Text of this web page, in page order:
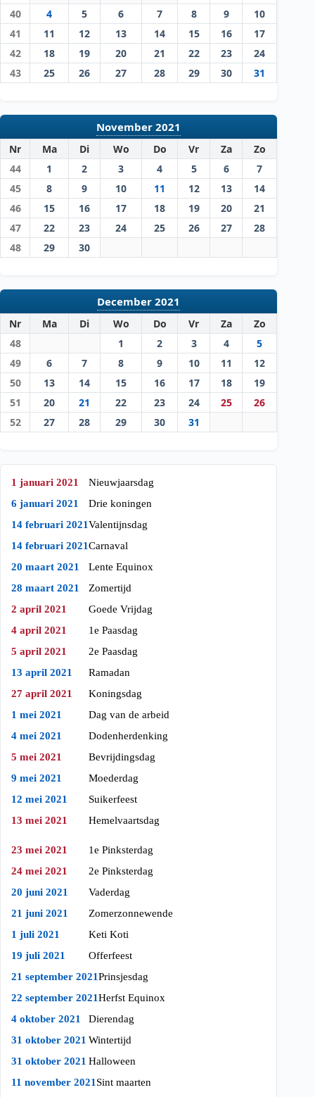
40
4 5 6 7 8 9
10
41
11 12 13 14 15 16
17
42
18 19 20 21 22 23
24
43
25 26 27 28 29 30 31
November 2021
Nr Ma Di Wo Do Vr Za
Zo
44
1 2 3 4 5 6
7
45
8 9 10 11 12 13
14
46
15 16 17 18 19 20
21
47
22 23 24 25 26 27
28
48
29 30
December 2021
Nr Ma Di Wo Do Vr Za
Zo
48
1 2 3 4
5
49
6 7 8 9 10 11
12
50
13 14 15 16 17 18
19
51
20 21 22 23 24 25
26
52
27 28 29 30 31
1 januari 2021
Nieuwjaarsdag
6 januari 2021
Drie koningen
14 februari 2021Valentijnsdag
14 februari 2021Carnaval
20 maart 2021
Lente Equinox
28 maart 2021
Zomertijd
2 april 2021
Goede Vrijdag
4 april 2021
1e Paasdag
5 april 2021
2e Paasdag
13 april 2021
Ramadan
27 april 2021
Koningsdag
1 mei 2021
Dag van de arbeid
4 mei 2021
Dodenherdenking
5 mei 2021
Bevrijdingsdag
9 mei 2021
Moederdag
12 mei 2021
Suikerfeest
13 mei 2021
Hemelvaartsdag
23 mei 2021
1e Pinksterdag
24 mei 2021
2e Pinksterdag
20 juni 2021
Vaderdag
21 juni 2021
Zomerzonnewende
1 juli 2021
Keti Koti
19 juli 2021
Offerfeest
21 september 2021Prinsjesdag
22 september 2021Herfst Equinox
4 oktober 2021
Dierendag
31 oktober 2021 Wintertijd
31 oktober 2021 Halloween
11 november 2021Sint maarten